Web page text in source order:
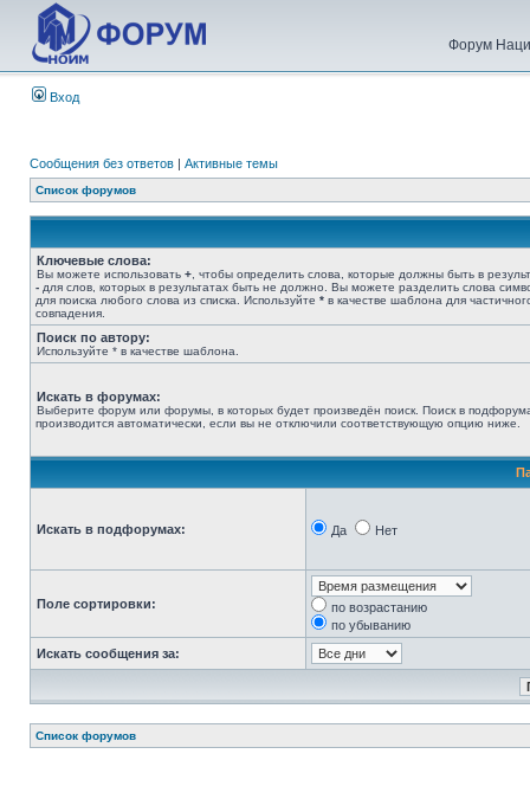
Форум
Вход
Сообщения без ответов | Активные темы
Список форумов
Ключевые слова:
Вы можете использовать + , чтобы определить слова, которые должны быть в
- для слов, которых в результатах быть не должно. Вы можете разделить слова
для поиска любого слова из списка. Используйте * в качестве шаблона для
совпадения.
Поиск по автору:
Используйте * в качестве шаблона.
Искать в форумах:
Выберите форум или форумы, в которых будет произведён поиск. Поиск в
производится автоматически, если вы не отключили соответствующую опцию ниже.
Искать в подфорумах: Да Нет
Поле сортировки:
по возрастанию
по убыванию
Искать сообщения за:
Список форумов